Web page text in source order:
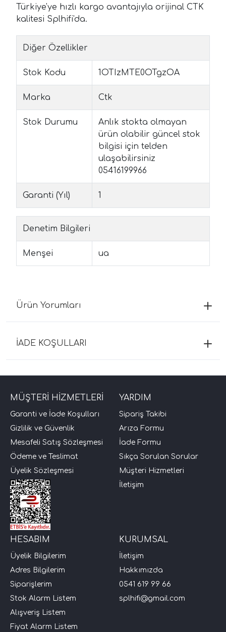
Türkiye'ye hızlı kargo avantajıyla orijinal CTK
kalitesi Splhifi'da.
Diğer Özellikler
Stok Kodu 1OTIzMTE0OTgzOA
Marka Ctk
Stok Durumu
Anlık stokta olmayan
ürün olabilir güncel stok
bilgisi için telden
ulaşabilirsiniz
05416199966
Garanti (Yıl) 1
Denetim Bilgileri
Menşei ua
Ürün Yorumları
İADE KOŞULLARI
MÜŞTERİ HİZMETLERİ
Garanti ve İade Koşulları
Gizlilik ve Güvenlik
Mesafeli Satış Sözleşmesi
Ödeme ve Teslimat
Üyelik Sözleşmesi
YARDIM
Sipariş Takibi
Arıza Formu
İade Formu
Sıkça Sorulan Sorular
Müşteri Hizmetleri
İletişim
HESABIM
Üyelik Bilgilerim
Adres Bilgilerim
Siparişlerim
Stok Alarm Listem
Alışveriş Listem
Fiyat Alarm Listem
KURUMSAL
İletişim
Hakkımızda
0541 619 99 66
splhifi@gmail.com